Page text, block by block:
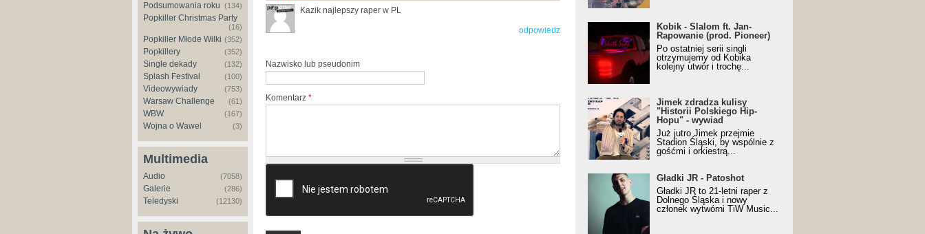
Podsumowania roku (134)
Popkiller Christmas Party
(16)
Popkiller Młode Wilki (352)
Popkillery (352)
Single dekady (132)
Splash Festival (100)
Videowywiady (753)
Warsaw Challenge (61)
WBW (167)
Wojna o Wawel (3)
Multimedia
Audio (7058)
Galerie (286)
Teledyski (12130)
Kazik najlepszy raper w PL
odpowiedz
Nazwisko lub pseudonim
Komentarz *
Kobik - Slalom ft. Jan-
Rapowanie (prod. Pioneer)
[Official Music Visualiser]
Kobik - Slalom ft. Jan-
Rapowanie (prod. Pioneer)
Po ostatniej serii singli
otrzymujemy od Kobika
kolejny utwór i trochę...
Jimek zdradza kulisy "Historii
Polskiego Hip-Hopu" - wywiad
Jimek zdradza kulisy
"Historii Polskiego Hip-
Hopu" - wywiad
Już jutro Jimek przejmie
Stadion Śląski, by wspólnie z
gośćmi i orkiestrą...
Gładki JR - Patoshot
Gładki JR - Patoshot
Gładki JR to 21-letni raper z
Dolnego Śląska i nowy
członek wytwórni TiW Music...